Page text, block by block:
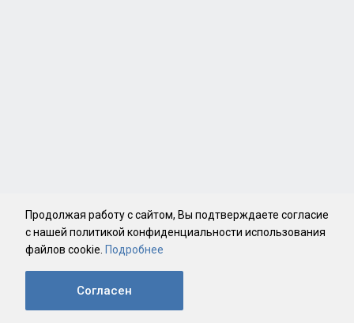
Продолжая работу с сайтом, Вы подтверждаете согласие
с нашей политикой конфиденциальности использования
файлов cookie. Подробнее
Согласен